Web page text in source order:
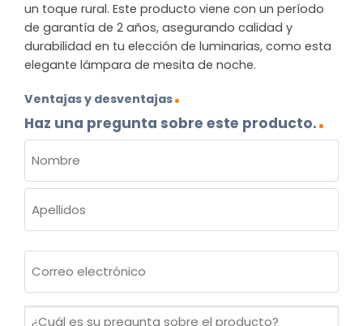
un toque rural. Este producto viene con un período
de garantía de 2 años, asegurando calidad y
durabilidad en tu elección de luminarias, como esta
elegante lámpara de mesita de noche.
Ventajas y desventajas
Haz una pregunta sobre este producto.
(OBLIGATORIO)
Nombre
electrónico
¿Cuál